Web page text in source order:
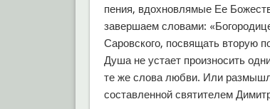
пения, вдохновлямые Ее
завершаем словами:
Саровского, посвящать вторую
Душа не устает произносить
те же слова любви. Или
составленной святителем